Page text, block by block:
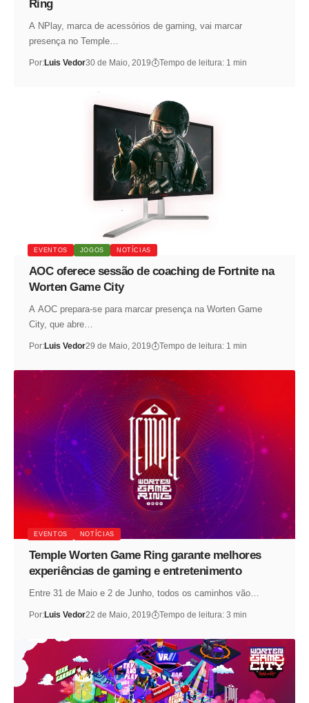
Ring
A NPlay, marca de acessórios de gaming, vai marcar
presença no Temple…
Por:Luis Vedor30 de Maio, 2019 Tempo de leitura: 1 min
EVENTOS JOGOS NOTÍCIAS
AOC oferece sessão de coaching de Fortnite na
Worten Game City
A AOC prepara-se para marcar presença na Worten Game
City, que abre…
Por:Luis Vedor29 de Maio, 2019 Tempo de leitura: 1 min
EVENTOS NOTÍCIAS
Temple Worten Game Ring garante melhores
experiências de gaming e entretenimento
Entre 31 de Maio e 2 de Junho, todos os caminhos vão…
Por:Luis Vedor22 de Maio, 2019 Tempo de leitura: 3 min